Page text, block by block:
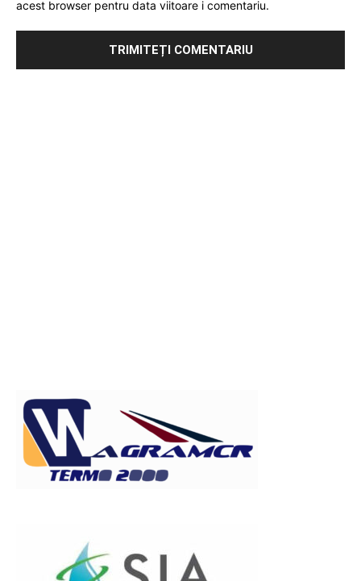
acest browser pentru data viitoare i comentariu.